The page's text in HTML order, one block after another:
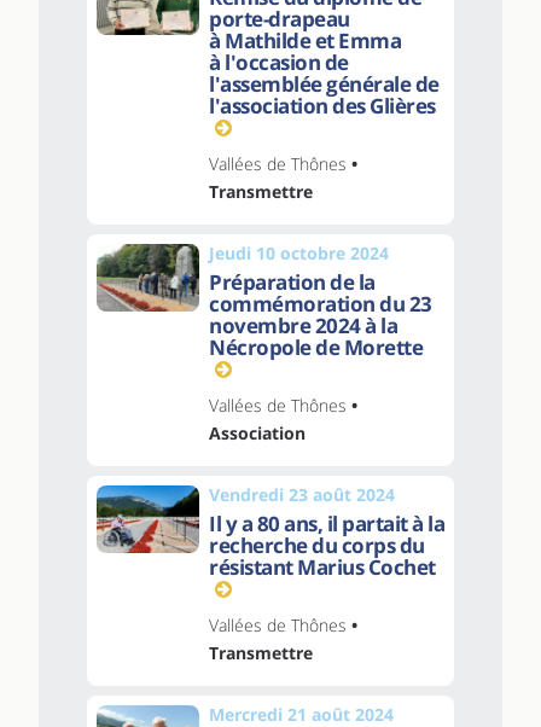
porte-drapeau
à Mathilde et Emma
à l'occasion de
l'assemblée générale de
l'association des Glières
Vallées de Thônes •
Transmettre
Jeudi 10 octobre 2024
Préparation de la
commémoration du 23
novembre 2024 à la
Nécropole de Morette
Vallées de Thônes •
Association
Vendredi 23 août 2024
Il y a 80 ans, il partait à la
recherche du corps du
résistant Marius Cochet
Vallées de Thônes •
Transmettre
Mercredi 21 août 2024